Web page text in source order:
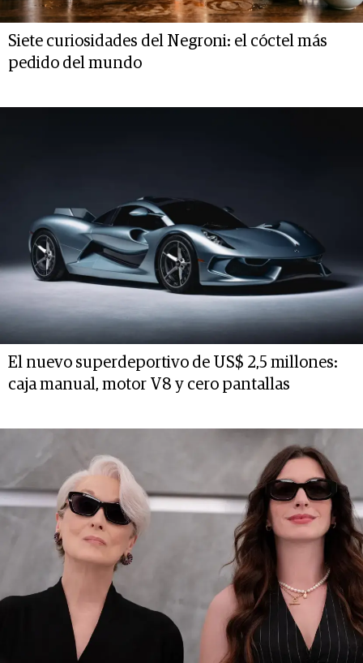
Siete curiosidades del Negroni: el cóctel más
pedido del mundo
El nuevo superdeportivo de US$ 2,5 millones:
caja manual, motor V8 y cero pantallas